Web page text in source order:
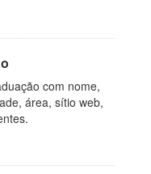
com nome,
área, sítio web,